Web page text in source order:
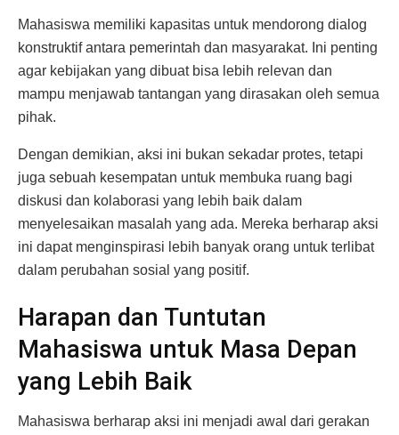
Mahasiswa memiliki kapasitas untuk mendorong dialog
konstruktif antara pemerintah dan masyarakat. Ini penting
agar kebijakan yang dibuat bisa lebih relevan dan
mampu menjawab tantangan yang dirasakan oleh semua
pihak.
Dengan demikian, aksi ini bukan sekadar protes, tetapi
juga sebuah kesempatan untuk membuka ruang bagi
diskusi dan kolaborasi yang lebih baik dalam
menyelesaikan masalah yang ada. Mereka berharap aksi
ini dapat menginspirasi lebih banyak orang untuk terlibat
dalam perubahan sosial yang positif.
Harapan dan Tuntutan
Mahasiswa untuk Masa Depan
yang Lebih Baik
Mahasiswa berharap aksi ini menjadi awal dari gerakan